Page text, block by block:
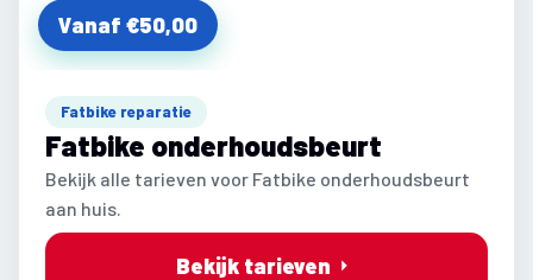
Vanaf €50,00
Fatbike reparatie
Fatbike onderhoudsbeurt
Bekijk alle tarieven voor Fatbike onderhoudsbeurt
aan huis.
Bekijk tarieven